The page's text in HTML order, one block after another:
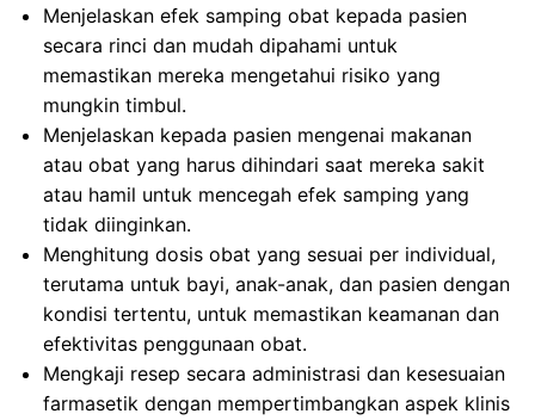
Menjelaskan efek samping obat kepada pasien
secara rinci dan mudah dipahami untuk
memastikan mereka mengetahui risiko yang
mungkin timbul.
Menjelaskan kepada pasien mengenai makanan
atau obat yang harus dihindari saat mereka sakit
atau hamil untuk mencegah efek samping yang
tidak diinginkan.
Menghitung dosis obat yang sesuai per individual,
terutama untuk bayi, anak-anak, dan pasien dengan
kondisi tertentu, untuk memastikan keamanan dan
efektivitas penggunaan obat.
Mengkaji resep secara administrasi dan kesesuaian
farmasetik dengan mempertimbangkan aspek klinis